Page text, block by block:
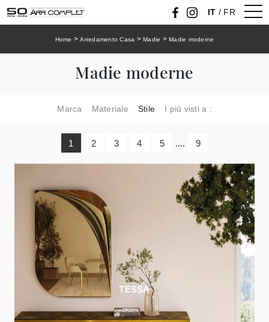
IT / FR
Home >Arredamento Casa >Madie >Madie moderne
Madie moderne
Marca Materiale Stile I più visti a :
1 2 3 4 5 .... 9
TESSA